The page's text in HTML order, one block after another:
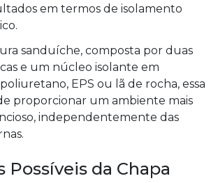
em termos de isolamento
sanduíche, composta por duas
e um núcleo isolante em
EPS ou lã de rocha, essa
proporcionar um ambiente mais
independentemente das
Possíveis da Chapa